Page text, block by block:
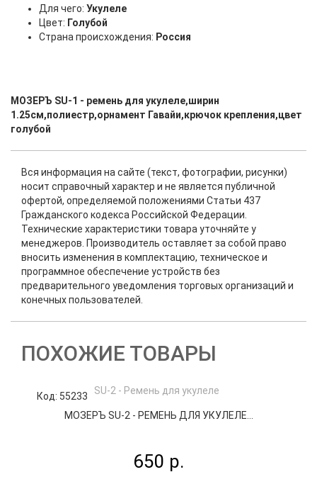
Для чего: Укулеле
Цвет: Голубой
Страна происхождения: Россия
МОЗЕРЪ SU-1 - ремень для укулеле,ширин
1.25см,полиестр,орнамент Гавайи,крючок крепления,цвет
голубой
Вся информация на сайте (текст, фотографии, рисунки)
носит справочный характер и не является публичной
офертой, определяемой положениями Статьи 437
Гражданского кодекса Российской Федерации.
Технические характеристики товара уточняйте у
менеджеров. Производитель оставляет за собой право
вносить изменения в комплектацию, техническое и
программное обеспечение устройств без
предварительного уведомления торговых организаций и
конечных пользователей.
ПОХОЖИЕ ТОВАРЫ
Код: 55233
МОЗЕРЪ SU-2 - РЕМЕНЬ ДЛЯ УКУЛЕЛЕ...
650 р.